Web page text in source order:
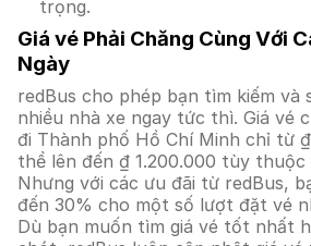
trọng.
Giá vé Phải Chăng Cùng Với
Ngày
redBus cho phép bạn tìm kiếm và
nhiều nhà xe ngay tức thì. Giá vé
đi Thành phố Hồ Chí Minh chỉ từ
thể lên đến ₫ 1.200.000 tùy
Nhưng với các ưu đãi từ redBus,
đến 30% cho một số lượt đặt vé
Dù bạn muốn tìm giá vé tốt nhất